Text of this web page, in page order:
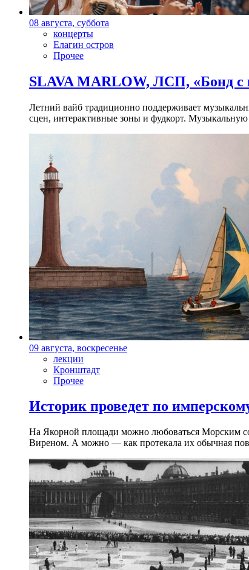
08 августа, суббота
концерты
Елагин остров
Прочее
SLAVA MARLOW, ЛСП, «Бонд
Летний вайб традиционно поддерживает
сцен, интерактивные зоны и фудкорт.
09 августа, воскресенье
лекции
Кронштадт
Прочее
Историк проведет по
На Якорной площади можно любоваться Морским
Виреном. А можно — как протекала их обычная